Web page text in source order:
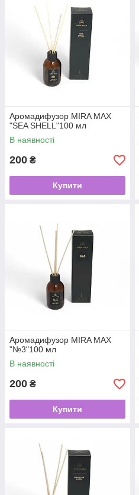
Аромадифузор MIRA MAX
"SEA SHELL"100 мл
В наявності
200 ₴
Купити
Аромадифузор MIRA MAX
"№3"100 мл
В наявності
200 ₴
Купити